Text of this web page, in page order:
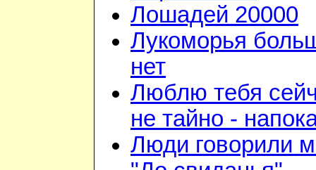
Лошадей 20000
Лукоморья
нет
Люблю тебя
не тайно -
Люди говорили